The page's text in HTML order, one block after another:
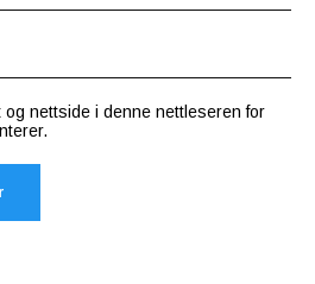
nettside i denne nettleseren for